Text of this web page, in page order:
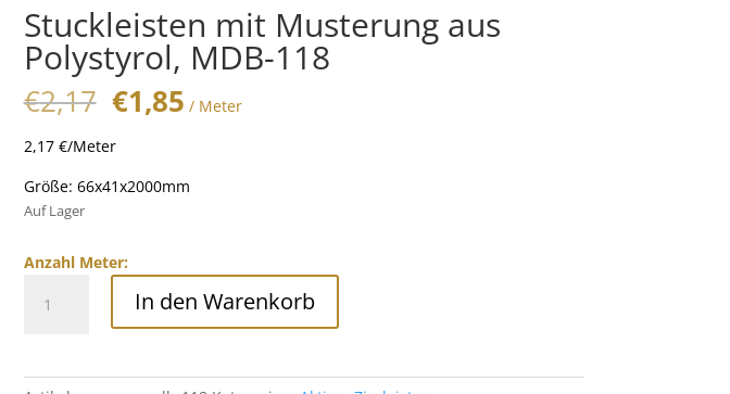
Stuckleisten mit Musterung aus
Polystyrol, MDB-118
€2,17 Original
price
was:
€2,17.
€1,85Current
price
€1,85.
/ Meter
2,17 €/Meter
Größe: 66x41x2000mm
Auf Lager
Anzahl Meter:
In den Warenkorb